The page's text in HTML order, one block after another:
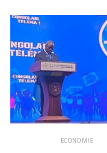
ECONOMIE